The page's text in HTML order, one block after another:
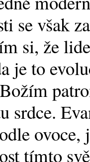
se však
si, že
je to
srdce.
tímto